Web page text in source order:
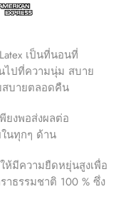
เป็นที่นอนที่
ไปที่ความนุ่ม สบาย
สบายตลอดคืน
ยงพอส่งผลต่อ
นทุกๆ ด้าน
ห้มีความยืดหยุ่นสูงเพื่อ
าธรรมชาติ 100 % ซึ่ง